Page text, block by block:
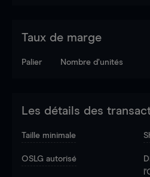
Taux de marge
Palier Nombre d’unités
Les détails des
Taille minimale
OSLG autorisé